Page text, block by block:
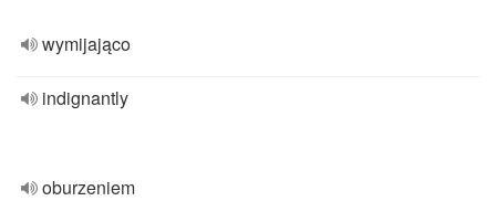
wymijająco
indignantly
oburzeniem